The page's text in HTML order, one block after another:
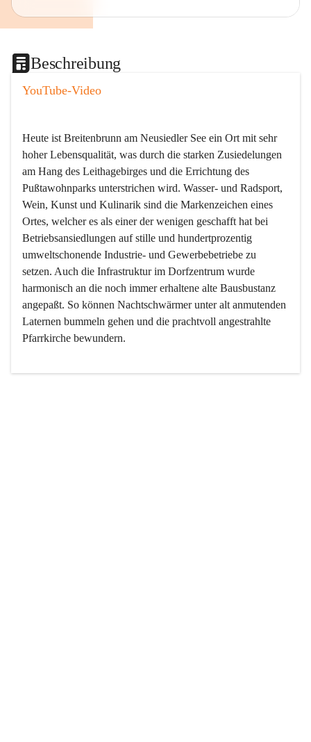
Beschreibung
YouTube-Video
Heute ist Breitenbrunn am Neusiedler See ein Ort mit sehr
hoher Lebensqualität, was durch die starken Zusiedelungen
am Hang des Leithagebirges und die Errichtung des
Pußtawohnparks unterstrichen wird. Wasser- und Radsport,
Wein, Kunst und Kulinarik sind die Markenzeichen eines
Ortes, welcher es als einer der wenigen geschafft hat bei
Betriebsansiedlungen auf stille und hundertprozentig
umweltschonende Industrie- und Gewerbebetriebe zu
setzen. Auch die Infrastruktur im Dorfzentrum wurde
harmonisch an die noch immer erhaltene alte Bausbustanz
angepaßt. So können Nachtschwärmer unter alt anmutenden
Laternen bummeln gehen und die prachtvoll angestrahlte
Pfarrkirche bewundern.
Der Weinbau dominert heute nicht mehr, ist aber integrativer